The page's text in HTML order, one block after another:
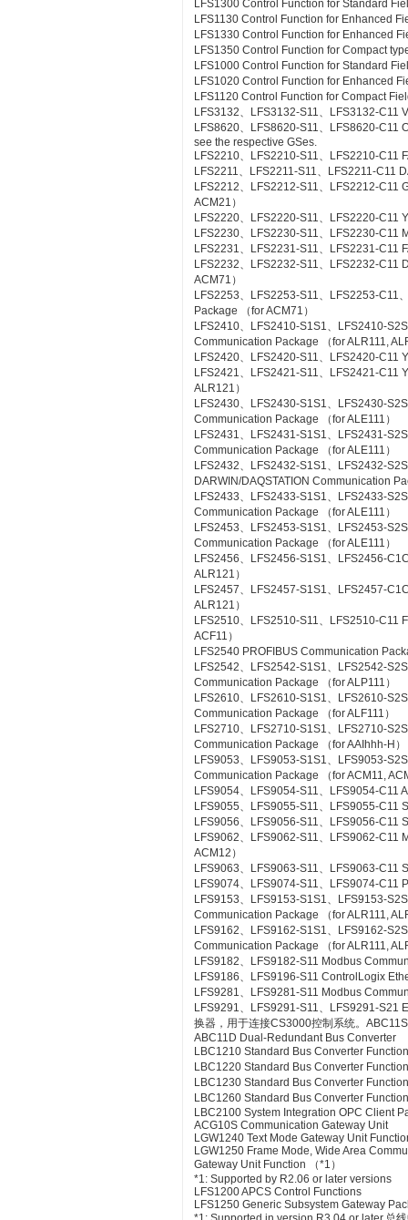
LFS1300 Control Function for Standard
LFS1130 Control Function for Enhanced
LFS1330 Control Function for Enhanced
LFS1350 Control Function for Compact
LFS1000 Control Function for Standard
LFS1020 Control Function for Enhanced
LFS1120 Control Function for Compact
LFS3132、LFS3132-S11、LFS3132-C11
LFS8620、LFS8620-S11、LFS8620-C11
see the respective GSes.
LFS2210、LFS2210-S11、LFS2210-C11
LFS2211、LFS2211-S11、LFS2211-C11
LFS2212、LFS2212-S11、LFS2212-C11
ACM21）
LFS2220、LFS2220-S11、LFS2220-C11
LFS2230、LFS2230-S11、LFS2230-C11
LFS2231、LFS2231-S11、LFS2231-C11
LFS2232、LFS2232-S11、LFS2232-C11
ACM71）
LFS2253、LFS2253-S11、LFS2253-C11
Package （for ACM71）
LFS2410、LFS2410-S1S1、LFS2410-
Communication Package （for ALR111,
LFS2420、LFS2420-S11、LFS2420-C11
LFS2421、LFS2421-S11、LFS2421-C11
ALR121）
LFS2430、LFS2430-S1S1、LFS2430-
Communication Package （for ALE111）
LFS2431、LFS2431-S1S1、LFS2431-
Communication Package （for ALE111）
LFS2432、LFS2432-S1S1、LFS2432-
DARWIN/DAQSTATION Communication
LFS2433、LFS2433-S1S1、LFS2433-
Communication Package （for ALE111）
LFS2453、LFS2453-S1S1、LFS2453-
Communication Package （for ALE111）
LFS2456、LFS2456-S1S1、LFS2456-
ALR121）
LFS2457、LFS2457-S1S1、LFS2457-
ALR121）
LFS2510、LFS2510-S11、LFS2510-C11
ACF11）
LFS2540 PROFIBUS Communication
LFS2542、LFS2542-S1S1、LFS2542-
Communication Package （for ALP111）
LFS2610、LFS2610-S1S1、LFS2610-
Communication Package （for ALF111）
LFS2710、LFS2710-S1S1、LFS2710-
Communication Package （for AAIhhh-H）
LFS9053、LFS9053-S1S1、LFS9053-
Communication Package （for ACM11,
LFS9054、LFS9054-S11、LFS9054-C11
LFS9055、LFS9055-S11、LFS9055-C11
LFS9056、LFS9056-S11、LFS9056-C11
LFS9062、LFS9062-S11、LFS9062-C11
ACM12）
LFS9063、LFS9063-S11、LFS9063-C11
LFS9074、LFS9074-S11、LFS9074-C11
LFS9153、LFS9153-S1S1、LFS9153-
Communication Package （for ALR111,
LFS9162、LFS9162-S1S1、LFS9162-
Communication Package （for ALR111,
LFS9182、LFS9182-S11 Modbus
LFS9186、LFS9196-S11 ControlLogix
LFS9281、LFS9281-S11 Modbus
LFS9291、LFS9291-S11、LFS9291-S21
换器，用于连接CS3000控制系统。
ABC11D Dual-Redundant Bus Converter
LBC1210 Standard Bus Converter
LBC1220 Standard Bus Converter
LBC1230 Standard Bus Converter
LBC1260 Standard Bus Converter
LBC2100 System Integration OPC Client
ACG10S Communication Gateway Unit
LGW1240 Text Mode Gateway Unit
LGW1250 Frame Mode, Wide Area
Gateway Unit Function （*1）
*1: Supported by R2.06 or later versions
LFS1200 APCS Control Functions
LFS1250 Generic Subsystem Gateway